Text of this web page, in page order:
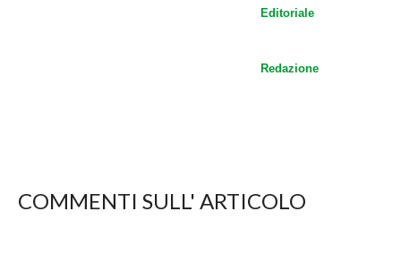
Editoriale
Redazione
COMMENTI SULL' ARTICOLO